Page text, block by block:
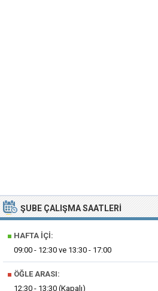
ŞUBE ÇALIŞMA SAATLERI
■ HAFTA İÇI:
09:00 - 12:30 ve 13:30 - 17:00
■ ÖĞLE ARASI:
12:30 - 13:30 (Kapalı)